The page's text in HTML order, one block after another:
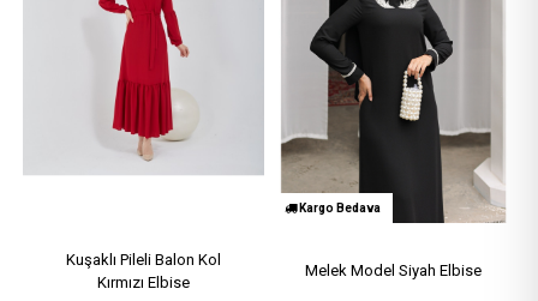
Kuşaklı Pileli Balon Kol
Kırmızı Elbise
Kargo Bedava
Melek Model Siyah Elbise